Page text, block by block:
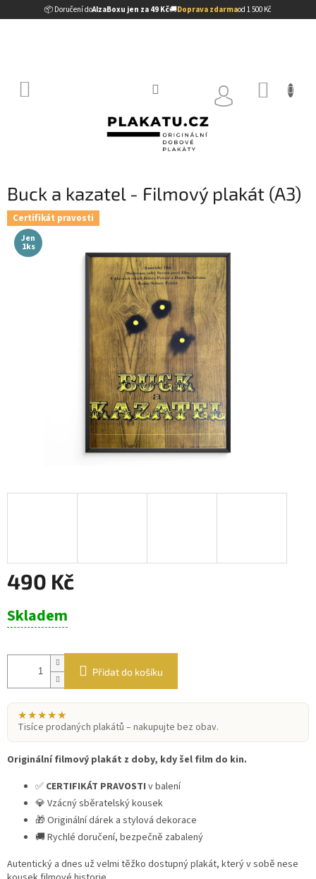
📦 Doručení doAlzaBoxu jen za 49 Kč🚚Doprava zdarmaod 1 500 Kč
na
Buck a kazatel - Filmový plakát (A3)
Certifikát pravosti
Jen
1ks
490 Kč
cena:
Skladem
Přidat do košíku
★★★★★
Tisíce prodaných plakátů – nakupujte bez obav.
Originální filmový plakát z doby, kdy šel film do kin.
✅ CERTIFIKÁT PRAVOSTI v balení
💎 Vzácný sběratelský kousek
🎁 Originální dárek a stylová dekorace
🚚 Rychlé doručení, bezpečně zabalený
Autentický a dnes už velmi těžko dostupný plakát, který v sobě nese